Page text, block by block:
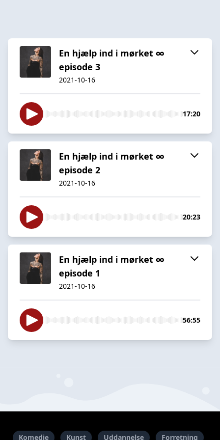
En hjælp ind i mørket ∞
episode 3
2021-10-16
17:20
En hjælp ind i mørket ∞
episode 2
2021-10-16
20:23
En hjælp ind i mørket ∞
episode 1
2021-10-16
56:55
Komedie Kunst Uddannelse Forretning